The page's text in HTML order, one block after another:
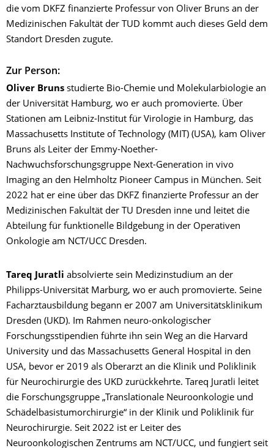
die vom DKFZ finanzierte Professur von Oliver Bruns an der
Medizinischen Fakultät der TUD kommt auch dieses Geld dem
Standort Dresden zugute.
Zur Person:
Oliver Bruns studierte Bio-Chemie und Molekularbiologie an
der Universität Hamburg, wo er auch promovierte. Über
Stationen am Leibniz-Institut für Virologie in Hamburg, das
Massachusetts Institute of Technology (MIT) (USA), kam Oliver
Bruns als Leiter der Emmy-Noether-
Nachwuchsforschungsgruppe Next-Generation in vivo
Imaging an den Helmholtz Pioneer Campus in München. Seit
2022 hat er eine über das DKFZ finanzierte Professur an der
Medizinischen Fakultät der TU Dresden inne und leitet die
Abteilung für funktionelle Bildgebung in der Operativen
Onkologie am NCT/UCC Dresden.
Tareq Juratli absolvierte sein Medizinstudium an der
Philipps-Universität Marburg, wo er auch promovierte. Seine
Facharztausbildung begann er 2007 am Universitätsklinikum
Dresden (UKD). Im Rahmen neuro-onkologischer
Forschungsstipendien führte ihn sein Weg an die Harvard
University und das Massachusetts General Hospital in den
USA, bevor er 2019 als Oberarzt an die Klinik und Poliklinik
für Neurochirurgie des UKD zurückkehrte. Tareq Juratli leitet
die Forschungsgruppe „Translationale Neuroonkologie und
Schädelbasistumorchirurgie“ in der Klinik und Poliklinik für
Neurochirurgie. Seit 2022 ist er Leiter des
Neuroonkologischen Zentrums am NCT/UCC, und fungiert seit